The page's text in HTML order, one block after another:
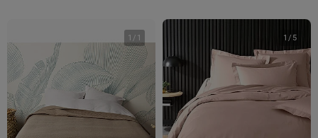
1 / 1 1 / 5